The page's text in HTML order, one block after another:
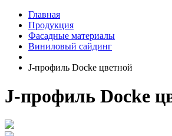
Главная
Продукция
Фасадные материалы
Виниловый сайдинг
J-профиль Docke цветной
J-профиль Docke